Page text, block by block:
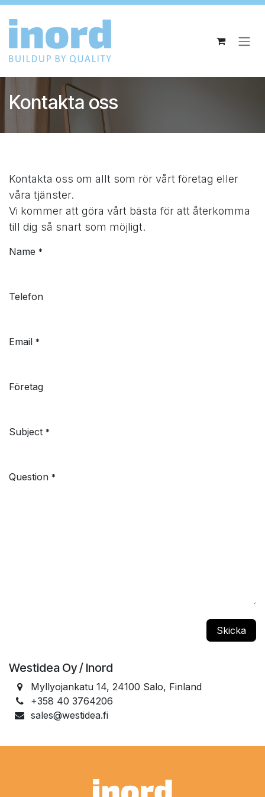
Hoppa till innehåll
Kontakta oss
Kontakta oss om allt som rör vårt företag eller
våra tjänster.
Vi kommer att göra vårt bästa för att återkomma
till dig så snart som möjligt.
Name *
Telefon
Email *
Företag
Subject *
Question *
Skicka
Westidea Oy / Inord
Myllyojankatu 14, 24100 Salo, Finland
+358 40 3764206
sales@westidea.fi